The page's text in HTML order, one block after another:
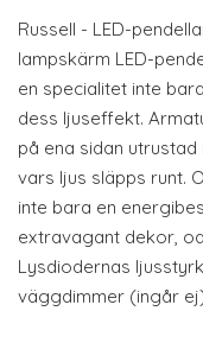
Russell - LED-
lampskärm LED-
en specialitet inte
dess ljuseffekt.
på ena sidan
vars ljus släpps runt.
inte bara en
extravagant dekor,
Lysdiodernas
väggdimmer (ingår